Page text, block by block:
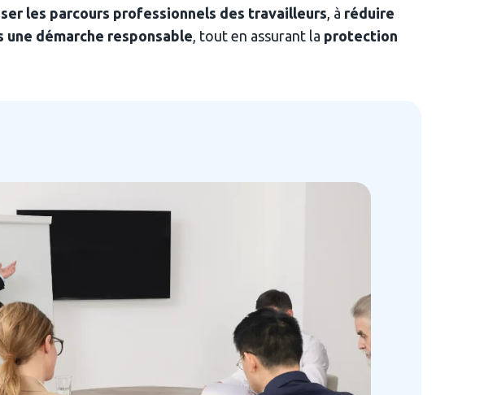
les parcours professionnels des travailleurs , à réduire
démarche responsable , tout en assurant la protection